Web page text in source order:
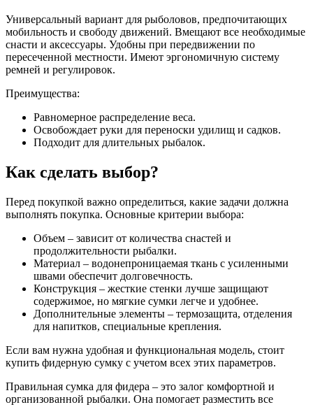
Универсальный вариант для рыболовов, предпочитающих
мобильность и свободу движений. Вмещают все необходимые
снасти и аксессуары. Удобны при передвижении по
пересеченной местности. Имеют эргономичную систему
ремней и регулировок.
Преимущества:
Равномерное распределение веса.
Освобождает руки для переноски удилищ и садков.
Подходит для длительных рыбалок.
Как сделать выбор?
Перед покупкой важно определиться, какие задачи должна
выполнять покупка. Основные критерии выбора:
Объем – зависит от количества снастей и
продолжительности рыбалки.
Материал – водонепроницаемая ткань с усиленными
швами обеспечит долговечность.
Конструкция – жесткие стенки лучше защищают
содержимое, но мягкие сумки легче и удобнее.
Дополнительные элементы – термозащита, отделения
для напитков, специальные крепления.
Если вам нужна удобная и функциональная модель, стоит
купить фидерную сумку с учетом всех этих параметров.
Правильная сумка для фидера – это залог комфортной и
организованной рыбалки. Она помогает разместить все